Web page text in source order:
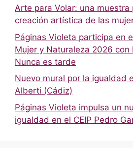
Arte para Volar: una muestra
creación artística de las
Páginas Violeta participa en
Mujer y Naturaleza 2026 con
Nunca es tarde
Nuevo mural por la igualdad
Alberti (Cádiz)
Páginas Violeta impulsa un
igualdad en el CEIP Pedro